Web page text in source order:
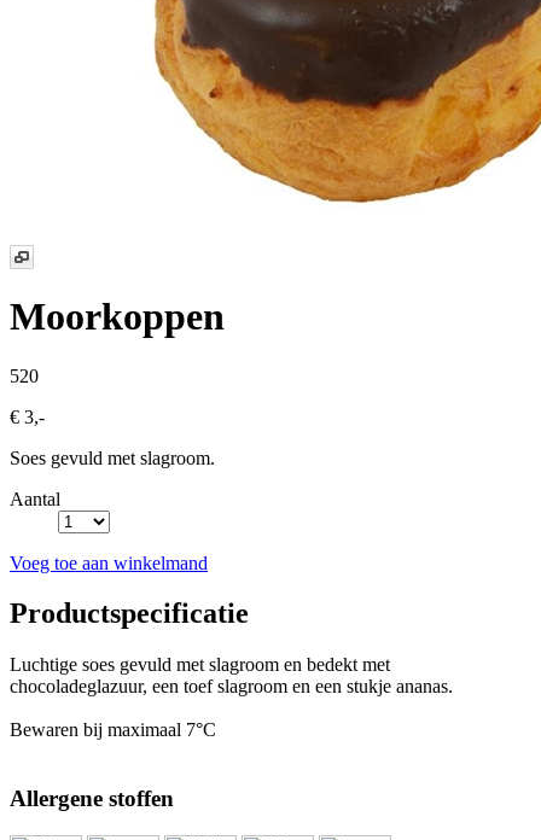
Moorkoppen
520
€ 3,-
Soes gevuld met slagroom.
Aantal
Voeg toe aan winkelmand
Productspecificatie
Luchtige soes gevuld met slagroom en bedekt met
chocoladeglazuur, een toef slagroom en een stukje ananas.
Bewaren bij maximaal 7°C
Allergene stoffen